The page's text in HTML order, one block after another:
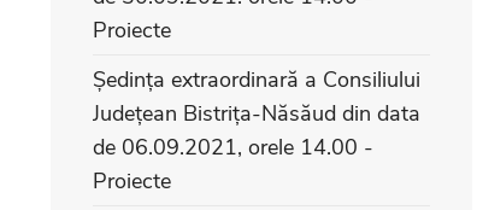
Proiecte
Ședința extraordinară a Consiliului
Județean Bistrița-Năsăud din data
de 06.09.2021, orele 14.00 -
Proiecte